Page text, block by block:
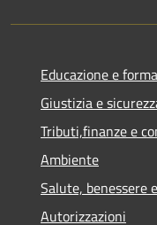
Educazione e
Giustizia e
Tributi,finanze e
Ambiente
Salute, benessere
Autorizzazioni